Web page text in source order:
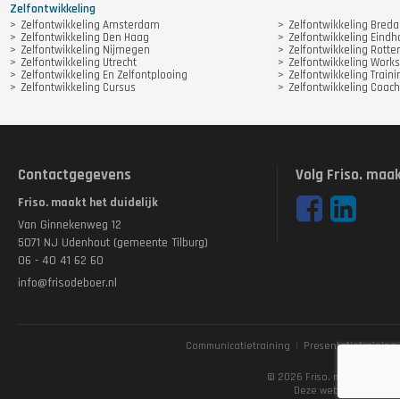
Zelfontwikkeling
Zelfontwikkeling Amsterdam
Zelfontwikkeling Breda
Zelfontwikkeling Den Haag
Zelfontwikkeling
Zelfontwikkeling Nijmegen
Zelfontwikkeling
Zelfontwikkeling Utrecht
Zelfontwikkeling
Zelfontwikkeling En Zelfontplooing
Zelfontwikkeling
Zelfontwikkeling Cursus
Zelfontwikkeling Coach
Contactgegevens
Friso. maakt het duidelijk
Van Ginnekenweg 12
5071 NJ Udenhout (gemeente Tilburg)
06 - 40 41 62 60
info@frisodeboer.nl
Volg Friso.
Communicatietraining | Presentatietraining
© 2026 Friso. maakt het
Deze website is